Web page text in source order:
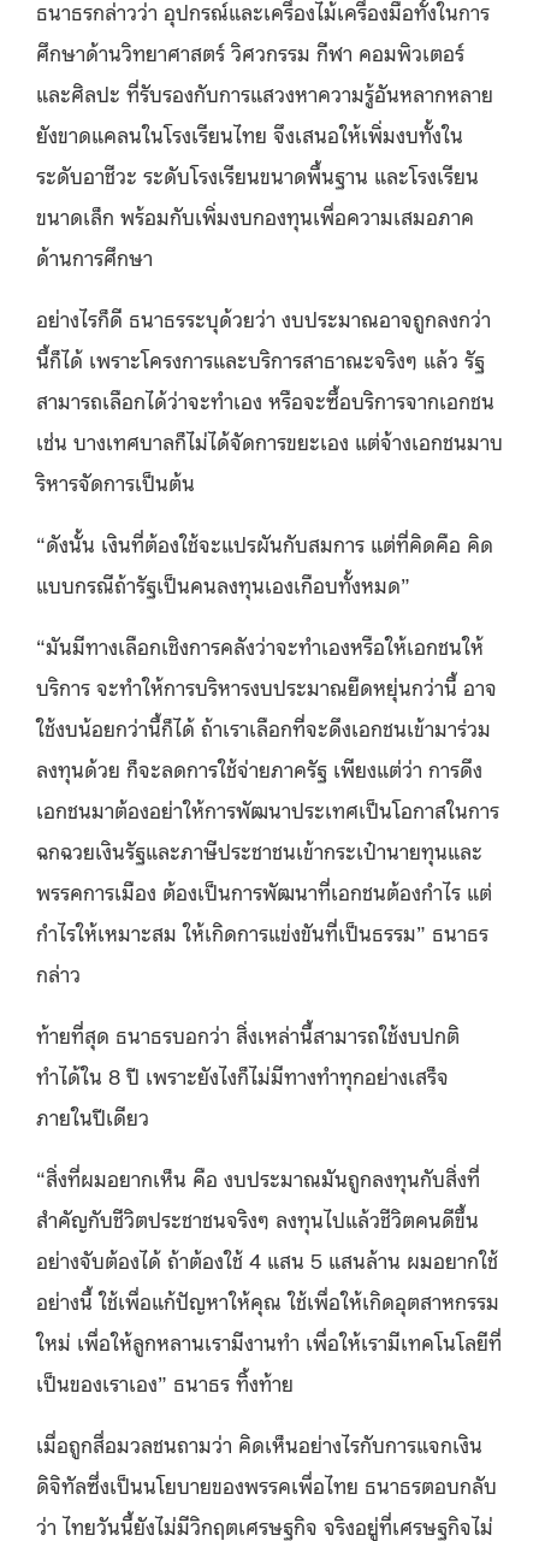
ธนาธรกล่าวว่า อุปกรณ์และเครื่องไม้เครื่องมือทั้งในการ
ศึกษาด้านวิทยาศาสตร์ วิศวกรรม กีฬา คอมพิวเตอร์
และศิลปะ ที่รับรองกับการแสวงหาความรู้อันหลากหลาย
ยังขาดแคลนในโรงเรียนไทย จึงเสนอให้เพิ่มงบทั้งใน
ระดับอาชีวะ ระดับโรงเรียนขนาดพื้นฐาน และโรงเรียน
ขนาดเล็ก พร้อมกับเพิ่มงบกองทุนเพื่อความเสมอภาค
ด้านการศึกษา
อย่างไรก็ดี ธนาธรระบุด้วยว่า งบประมาณอาจถูกลงกว่า
นี้ก็ได้ เพราะโครงการและบริการสาธาณะจริงๆ แล้ว รัฐ
สามารถเลือกได้ว่าจะทำเอง หรือจะซื้อบริการจากเอกชน
เช่น บางเทศบาลก็ไม่ได้จัดการขยะเอง แต่จ้างเอกชนมาบ
ริหารจัดการเป็นต้น
“ดังนั้น เงินที่ต้องใช้จะแปรผันกับสมการ แต่ที่คิดคือ คิด
แบบกรณีถ้ารัฐเป็นคนลงทุนเองเกือบทั้งหมด”
“มันมีทางเลือกเชิงการคลังว่าจะทำเองหรือให้เอกชนให้
บริการ จะทำให้การบริหารงบประมาณยืดหยุ่นกว่านี้ อาจ
ใช้งบน้อยกว่านี้ก็ได้ ถ้าเราเลือกที่จะดึงเอกชนเข้ามาร่วม
ลงทุนด้วย ก็จะลดการใช้จ่ายภาครัฐ เพียงแต่ว่า การดึง
เอกชนมาต้องอย่าให้การพัฒนาประเทศเป็นโอกาสในการ
ฉกฉวยเงินรัฐและภาษีประชาชนเข้ากระเป๋านายทุนและ
พรรคการเมือง ต้องเป็นการพัฒนาที่เอกชนต้องกำไร แต่
กำไรให้เหมาะสม ให้เกิดการแข่งขันที่เป็นธรรม” ธนาธร
กล่าว
ท้ายที่สุด ธนาธรบอกว่า สิ่งเหล่านี้สามารถใช้งบปกติ
ทำได้ใน 8 ปี เพราะยังไงก็ไม่มีทางทำทุกอย่างเสร็จ
ภายในปีเดียว
“สิ่งที่ผมอยากเห็น คือ งบประมาณมันถูกลงทุนกับสิ่งที่
สำคัญกับชีวิตประชาชนจริงๆ ลงทุนไปแล้วชีวิตคนดีขึ้น
อย่างจับต้องได้ ถ้าต้องใช้ 4 แสน 5 แสนล้าน ผมอยากใช้
อย่างนี้ ใช้เพื่อแก้ปัญหาให้คุณ ใช้เพื่อให้เกิดอุตสาหกรรม
ใหม่ เพื่อให้ลูกหลานเรามีงานทำ เพื่อให้เรามีเทคโนโลยีที่
เป็นของเราเอง” ธนาธร ทิ้งท้าย
เมื่อถูกสื่อมวลชนถามว่า คิดเห็นอย่างไรกับการแจกเงิน
ดิจิทัลซึ่งเป็นนโยบายของพรรคเพื่อไทย ธนาธรตอบกลับ
ว่า ไทยวันนี้ยังไม่มีวิกฤตเศรษฐกิจ จริงอยู่ที่เศรษฐกิจไม่